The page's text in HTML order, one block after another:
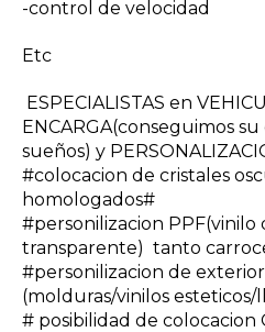
-control de velocidad
Etc
ESPECIALISTAS en
ENCARGA(conseguimos
sueños) y
#colocacion de cristales
homologados#
#personilizacion PPF(vinilo
transparente) tanto
#personilizacion de
(molduras/vinilos esteticos/
# posibilidad de colocacion